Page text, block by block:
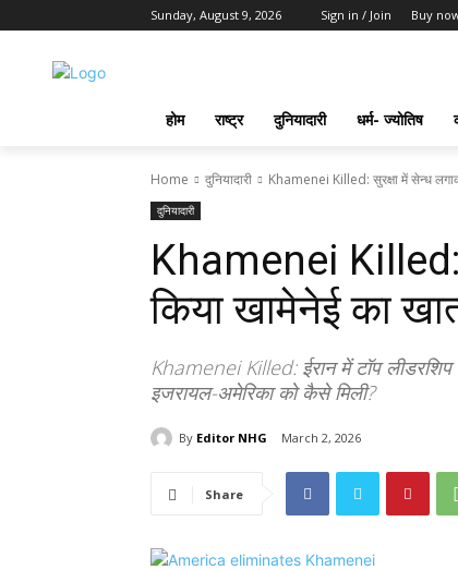
Sunday, August 9, 2026 Sign in / Join Buy
होम राष्ट्र दुनियादारी धर्म- ज्योतिष
Home दुनियादारी Khamenei Killed: सुरक्षा में सेन्ध
दुनियादारी
Khamenei Killed:
किया खामेनेई का
Khamenei Killed: ईरान में टॉप लीडरशिप
इजरायल-अमेरिका को कैसे मिली?
By Editor NHG March 2, 2026
Share